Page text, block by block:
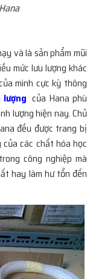
và là sản phẩm mũi
mức lưu lượng khác
mình cực kỳ thông
của Hana phù
lượng hiện nay. Chủ
đều được trang bị
các chất hóa học
công nghiệp mà
hay làm hư tổn đến